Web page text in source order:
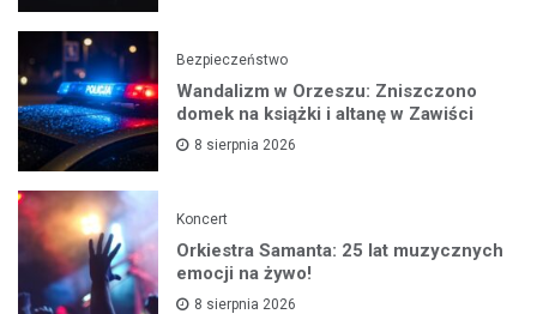
Bezpieczeństwo
Wandalizm w Orzeszu: Zniszczono
domek na książki i altanę w Zawiści
8 sierpnia 2026
Koncert
Orkiestra Samanta: 25 lat muzycznych
emocji na żywo!
8 sierpnia 2026